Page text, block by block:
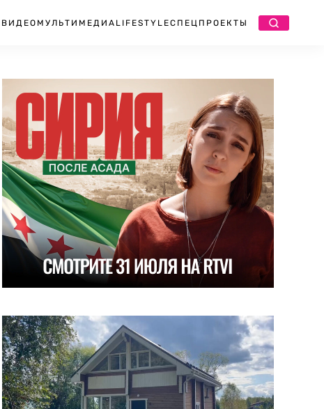
ВИДЕО МУЛЬТИМЕДИА LIFESTYLEСПЕЦПРОЕКТЫ